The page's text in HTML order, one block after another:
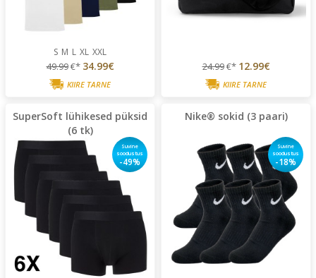
S M L XL XXL
49.99€* 34.99€
KIIRE TARNE
24.99€* 12.99€
KIIRE TARNE
SuperSoft lühikesed püksid
(6 tk)
Suvine
soodustus
-49%
Nike® sokid (3 paari)
Suvine
soodustus
-18%